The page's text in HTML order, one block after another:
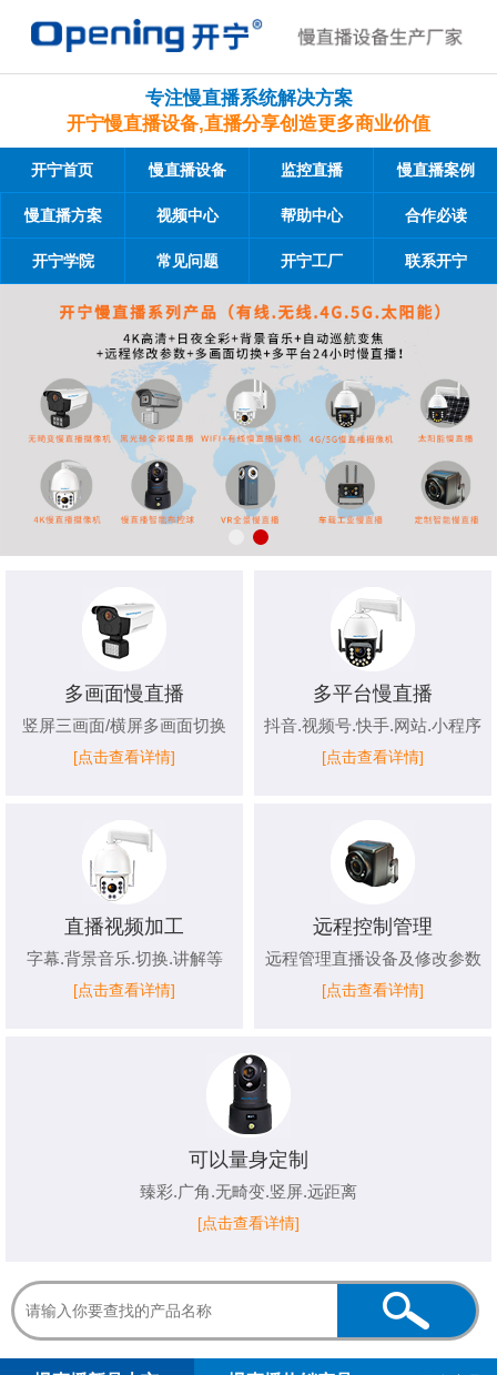
专注慢直播系统解决方案
开宁慢直播设备,直播分享创造更多商业价值
开宁首页 慢直播设备 监控直播 慢直播案例
慢直播方案 视频中心 帮助中心 合作必读
开宁学院 常见问题 开宁工厂 联系开宁
多画面慢直播
竖屏三画面/横屏多画面切换
[点击查看详情]
多平台慢直播
抖音.视频号.快手.网站.小程序
[点击查看详情]
直播视频加工
字幕.背景音乐.切换.讲解等
[点击查看详情]
远程控制管理
远程管理直播设备及修改参数
[点击查看详情]
可以量身定制
臻彩.广角.无畸变.竖屏.远距离
[点击查看详情]